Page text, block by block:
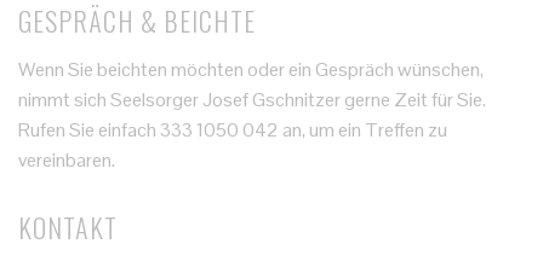
GESPRÄCH & BEICHTE
Wenn Sie beichten möchten oder ein Gespräch wünschen,
nimmt sich Seelsorger Josef Gschnitzer gerne Zeit für Sie.
Rufen Sie einfach 333 1050 042 an, um ein Treffen zu
vereinbaren.
KONTAKT